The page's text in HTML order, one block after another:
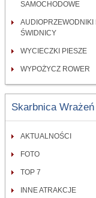
SAMOCHODOWE
AUDIOPRZEWODNIKI
ŚWIDNICY
WYCIECZKI PIESZE
WYPOŻYCZ ROWER
Skarbnica Wrażeń
AKTUALNOŚCI
FOTO
TOP 7
INNE ATRAKCJE